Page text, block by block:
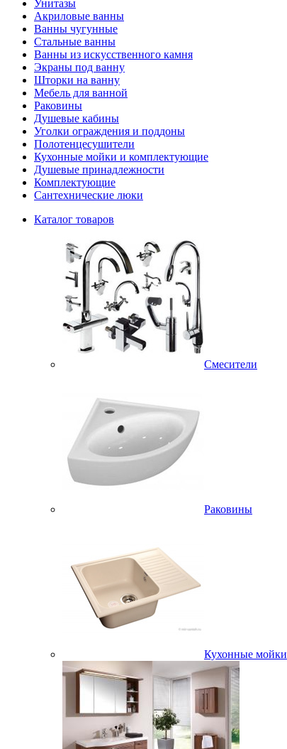
Унитазы
Акриловые ванны
Ванны чугунные
Стальные ванны
Ванны из искусственного камня
Экраны под ванну
Шторки на ванну
Мебель для ванной
Раковины
Душевые кабины
Уголки ограждения и поддоны
Полотенцесушители
Кухонные мойки и комплектующие
Душевые принадлежности
Комплектующие
Сантехнические люки
Каталог товаров
Смесители
Раковины
Кухонные мойки